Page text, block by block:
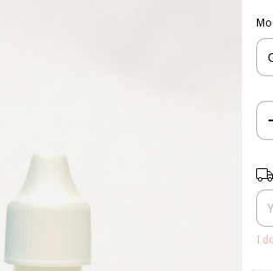
I